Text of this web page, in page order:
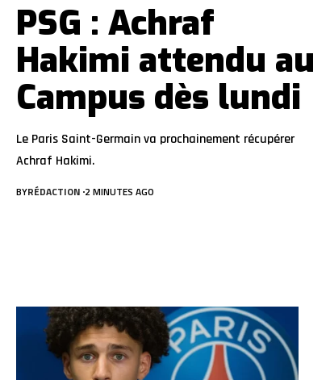
PSG : Achraf
Hakimi attendu au
Campus dès lundi
Le Paris Saint-Germain va prochainement récupérer
Achraf Hakimi.
BYRÉDACTION 2 MINUTES AGO